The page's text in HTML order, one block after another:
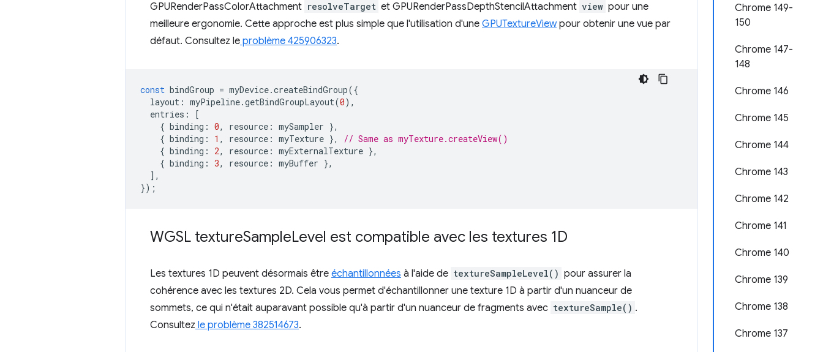
Chrome 149-
150
Chrome 147-
148
Chrome 146
Chrome 145
Chrome 144
Chrome 143
Chrome 142
Chrome 141
Chrome 140
Chrome 139
Chrome 138
Chrome 137
GPURenderPassColorAttachment resolveTarget et GPURenderPassDepthStencilAttachment view pour une
meilleure ergonomie. Cette approche est plus simple que l'utilisation d'une GPUTextureViewpour obtenir une vue par
défaut. Consultez le problème 425906323.
const bindGroup = myDevice.createBindGroup({
layout : myPipeline.getBindGroupLayout(0),
entries :
[
{ binding : 0, resource : mySampler },
{ binding : 1 , resource : myTexture },
// Same as myTexture.createView()
{ binding : 2, resource : myExternalTexture },
{ binding : 3, resource : myBuffer },
],
});
WGSL textureSampleLevel est compatible avec les textures 1D
Les textures 1D peuvent désormais être échantillonnées à l'aide de textureSampleLevel() pour assurer la
cohérence avec les textures 2D. Cela vous permet d'échantillonner une texture 1D à partir d'un nuanceur de
sommets, ce qui n'était auparavant possible qu'à partir d'un nuanceur de fragments avec textureSample() .
Consultez le problème 382514673.